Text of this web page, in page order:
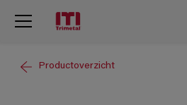
Productoverzicht